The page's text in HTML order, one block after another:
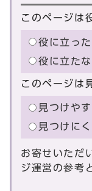
このページは
役に立った
役に立た
このページは
見つけや
見つけに
お寄せいただ
ジ運営の参考